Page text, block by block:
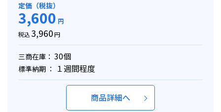
定価（税抜）
3,600 円
税込 3,960円
三商在庫： 30個
標準納期 ： １週間程度
商品詳細へ